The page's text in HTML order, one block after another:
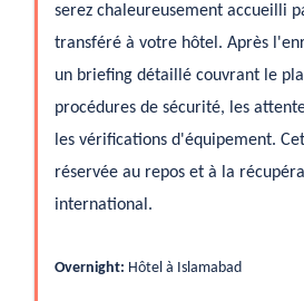
serez chaleureusement accueilli
transféré à votre hôtel. Après
un briefing détaillé couvrant le
procédures de sécurité, les
les vérifications d'équipement.
réservée au repos et à la
international.
Overnight: Hôtel à Islamabad